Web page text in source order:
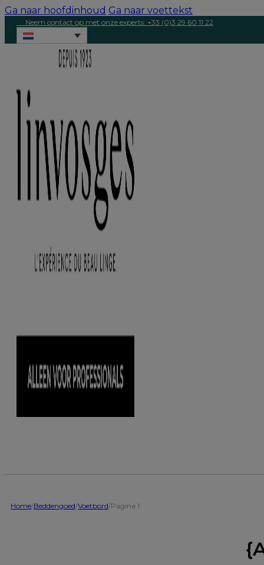
Ga naar hoofdinhoud Ga naar voettekst
Neem contact op met onze experts: +33 (0)3 29 60 11 22
Home/Beddengoed/Voetbord/Pagina 1